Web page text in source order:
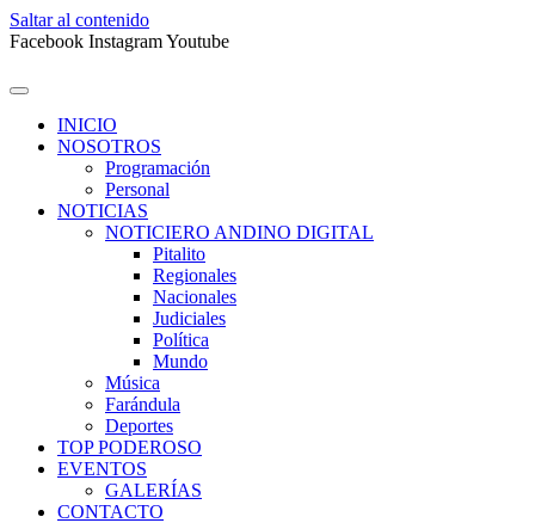
Saltar al contenido
Facebook InstagramYoutube
INICIO
NOSOTROS
Programación
Personal
NOTICIAS
NOTICIERO ANDINO DIGITAL
Pitalito
Regionales
Nacionales
Judiciales
Política
Mundo
Música
Farándula
Deportes
TOP PODEROSO
EVENTOS
GALERÍAS
CONTACTO